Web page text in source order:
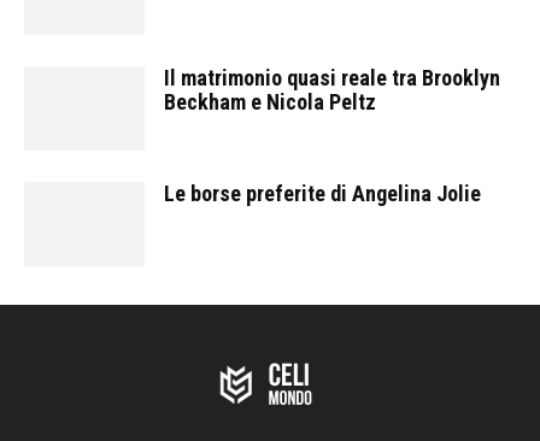
Il matrimonio quasi reale tra Brooklyn
Beckham e Nicola Peltz
Le borse preferite di Angelina Jolie